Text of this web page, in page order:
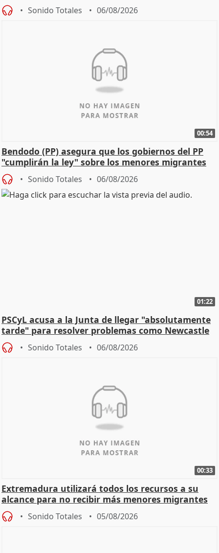
Sonido Totales 06/08/2026
00:54
Bendodo (PP) asegura que los gobiernos del PP
"cumplirán la ley" sobre los menores migrantes
Sonido Totales 06/08/2026
01:22
PSCyL acusa a la Junta de llegar "absolutamente
tarde" para resolver problemas como Newcastle
Sonido Totales 06/08/2026
00:33
Extremadura utilizará todos los recursos a su
alcance para no recibir más menores migrantes
Sonido Totales 05/08/2026